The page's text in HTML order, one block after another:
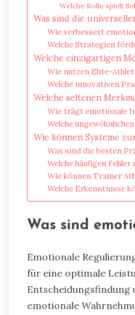
Welche Rolle spielt
Was sind die
Wie verbessert
Welche Strategien
Welche einzigartigen
Wie nutzen Elite-
Welche innovativen
Welche seltenen
Wie trägt emotionale
Welche
Wie können Systeme
Was sind die besten
Welche häufigen
Wie können Trainer
Welche Erkenntnisse
Was sind
Emotionale
für eine optimale
emotionale